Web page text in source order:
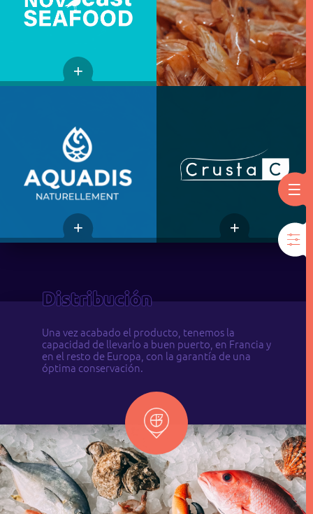
Una vez acabado el producto, tenemos la
capacidad de llevarlo a buen puerto, en Francia y
en el resto de Europa, con la garantía de una
óptima conservación.
Distribución